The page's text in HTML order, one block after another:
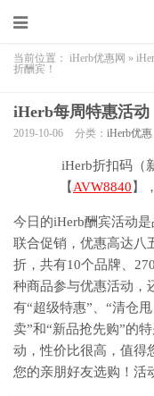
当前位置： iHerb优惠网 »
折酬宾！
iHerb每周特惠活动
2019-10-06 分类： iHerb优惠
iHerb折扣码（
【 AVW8840 】
今日的iHerb酬宾活动
联合促销，优惠高达八
折，共有10个品牌、
种商品参与优惠活动，
有“超级特惠”、“清仓甩
卖”和“新品抢先购”的
动，性价比很高，值得
您的亲朋好友选购！活